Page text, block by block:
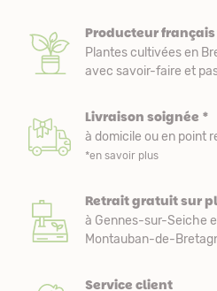
Producteur
Plantes cultivées en
avec savoir-faire et
Livraison soignée *
à domicile ou en point
*en savoir plus
Retrait gratuit sur
à Gennes-sur-Seiche
Montauban-de-
Service client